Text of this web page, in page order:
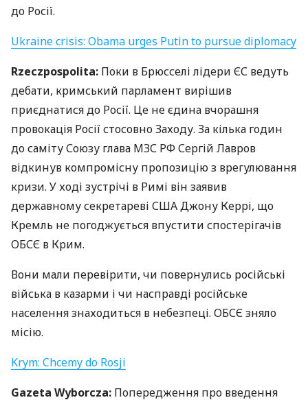
до Росії.
Ukraine crisis: Obama urges Putin to pursue diplomacy
Rzeczpospolita: Поки в Брюсселі лідери ЄС ведуть
дебати, кримський парламент вирішив
приєднатися до Росії. Це не єдина вчорашня
провокація Росії стосовно Заходу. За кілька годин
до саміту Союзу глава МЗС РФ Сергій Лавров
відкинув компромісну пропозицію з врегулювання
кризи. У ході зустрічі в Римі він заявив
державному секретареві СШАДжону Керрі, що
Кремль не погоджується впустити спостерігачів
ОБСЄ в Крим.
Вони мали перевірити, чи повернулись російські
війська в казарми і чи насправді російське
населення знаходиться в небезпеці. ОБСЄзняло
місію.
Krym: Chcemy do Rosji
Gazeta Wyborcza: Попередження про введення